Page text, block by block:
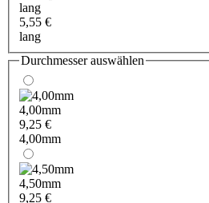
lang
5,55 €
lang
Durchmesserauswählen
4,00mm
9,25 €
4,00mm
4,50mm
9,25 €